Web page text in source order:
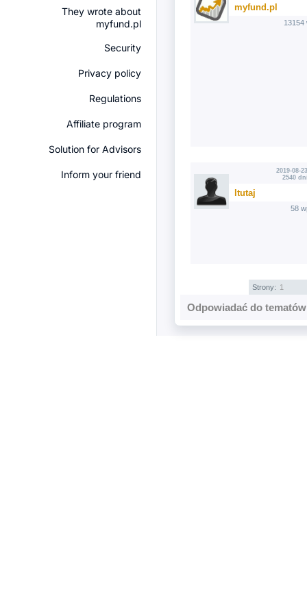
They wrote about
myfund.pl
Security
Privacy policy
Regulations
Affiliate program
Solution for Advisors
Inform your friend
myfund.pl
13154
2019-08-
2540
ltutaj
58
Strony: 1
Odpowiadać do